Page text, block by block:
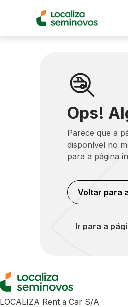
Ops!
Parece que a
disponível no
para a página
Voltar para
Ir para a
LOCALIZA Rent a Car S/A